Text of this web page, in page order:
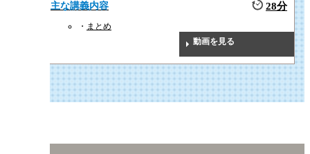
主な講義内容 28分
まとめ
動画を見る